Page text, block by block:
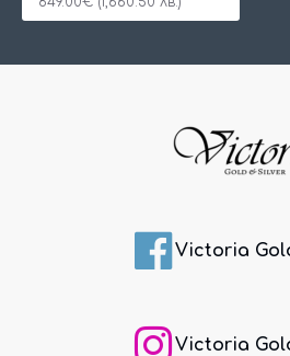
Victoria
Victoria